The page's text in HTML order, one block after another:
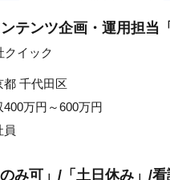
テンツ企画・運用担当
クイック
都 千代田区
400万円～600万円
員
のみ可」/「土日休み」/